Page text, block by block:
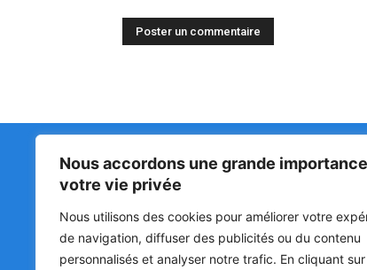
Nous accordons une grande
votre vie privée
Nous utilisons des cookies pour améliorer votre
de navigation, diffuser des publicités ou du contenu
personnalisés et analyser notre trafic. En cliquant
Matin Libre
Premiers sur l'info !